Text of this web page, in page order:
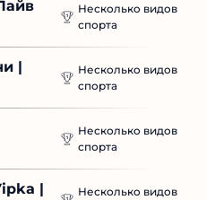
Несколько видов
спорта
|
Несколько видов
спорта
Несколько видов
спорта
|
Несколько видов